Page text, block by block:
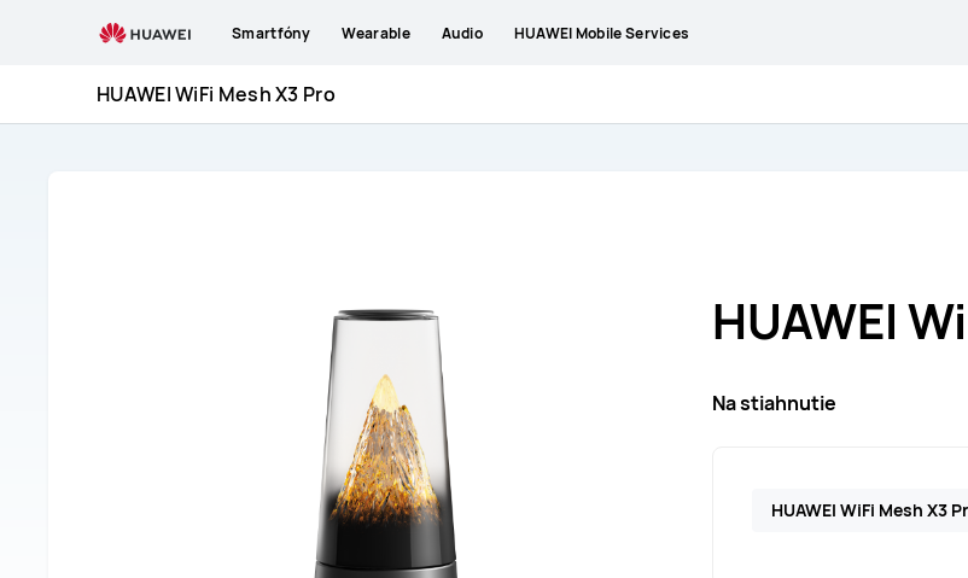
Pro
Smartfóny Wearable Audio HUAWEI Mobile Services
HUAWEI WiFi Mesh X3 Pro
HUAWEI
Na stiahnutie
HUAWEI WiFi Mesh X3